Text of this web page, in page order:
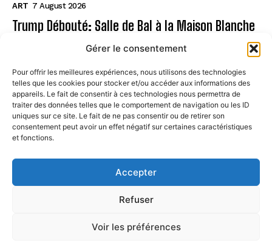
Gérer le consentement
Pour offrir les meilleures expériences, nous utilisons des technologies
telles que les cookies pour stocker et/ou accéder aux informations des
appareils. Le fait de consentir à ces technologies nous permettra de
traiter des données telles que le comportement de navigation ou les ID
uniques sur ce site. Le fait de ne pas consentir ou de retirer son
consentement peut avoir un effet négatif sur certaines caractéristiques
et fonctions.
Accepter
Refuser
Voir les préférences
ART 7 August 2026
Trump Débouté: Salle de Bal à la Maison Blanche
Page
CONTACT
MENTIONS LÉGALES